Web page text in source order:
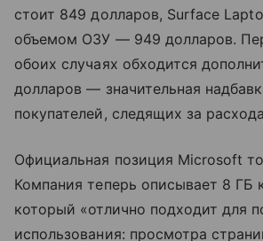
стоит 849 долларов, Surface
объемом ОЗУ — 949 долларов.
обоих случаях обходится
долларов — значительная
покупателей, следящих за
Официальная позиция Microsoft
Компания теперь описывает 8 ГБ
который «отлично подходит для
использования: просмотра